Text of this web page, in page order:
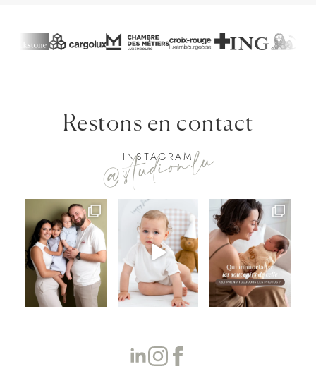
Restons en contact
INSTAGRAM
@studion.lu